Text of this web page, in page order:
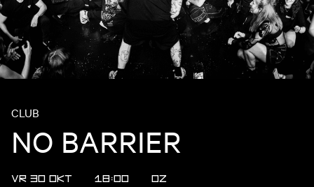
CLUB
NO BARRIER
VR 30 OKT 18:00 OZ